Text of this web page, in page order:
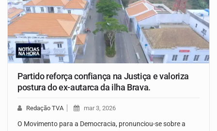
Partido reforça confiança na Justiça e valoriza
postura do ex-autarca da ilha Brava.
Redação TVA mar 3, 2026
O Movimento para a Democracia, pronunciou-se sobre a